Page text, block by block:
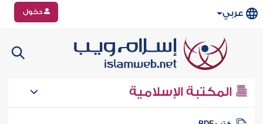
عربي دخول
المكتبة الإسلامية